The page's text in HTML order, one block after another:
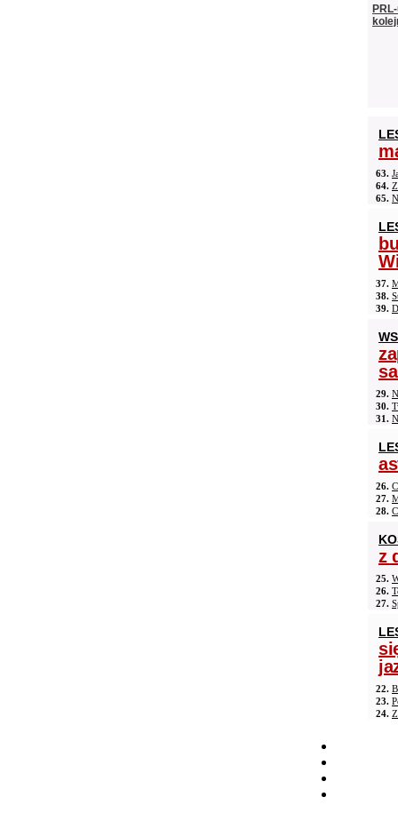
63.
64.
65.
37.
38.
39.
29.
30.
31.
26.
27.
28.
z
25.
26.
27.
22.
23.
24.